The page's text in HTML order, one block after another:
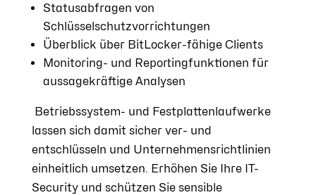
Statusabfragen von
Schlüsselschutzvorrichtungen
Überblick über BitLocker-fähige Clients
Monitoring- und Reportingfunktionen für
aussagekräftige Analysen
Betriebssystem- und Festplattenlaufwerke
lassen sich damit sicher ver- und
entschlüsseln und Unternehmensrichtlinien
einheitlich umsetzen. Erhöhen Sie Ihre IT-
Security und schützen Sie sensible